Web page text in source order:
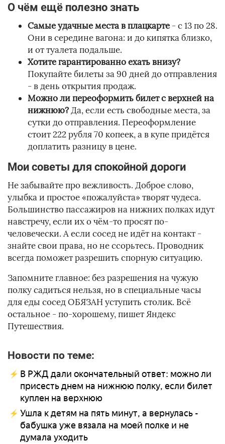
О чём ещё полезно знать
Самые удачные места в плацкарте- с 13 по 28.
Они в середине вагона: и до кипятка близко,
и от туалета подальше.
Хотите гарантированно ехать внизу?
Покупайте билеты за 90 дней до отправления
- в день открытия продаж.
Можно ли переоформить билет с верхней на
нижнюю?Да, если есть свободные места, за
сутки до отправления. Переоформление
стоит 222 рубля 70 копеек, а в купе придётся
доплатить разницу в цене.
Мои советы для спокойной дороги
Не забывайте про вежливость. Доброе слово,
улыбка и простое «пожалуйста» творят чудеса.
Большинство пассажиров на нижних полках идут
навстречу, если их о чём-то просят по-
человечески. А если сосед не идёт на контакт -
знайте свои права, но не ссорьтесь. Проводник
всегда поможет разрешить спорную ситуацию.
Запомните главное: без разрешения на чужую
полку садиться нельзя, но в специальные часы
для еды сосед ОБЯЗАН уступить столик. Всё
остальное - по-хорошему, пишет Яндекс
Путешествия.
Новости по теме:
В РЖД дали окончательный ответ: можно ли
присесть днем на нижнюю полку, если билет
куплен на верхнюю
Ушла к детям на пять минут, а вернулась -
бабушка уже вязала на моей полке и не
думала уходить